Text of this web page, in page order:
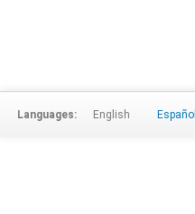
Languages: English Español